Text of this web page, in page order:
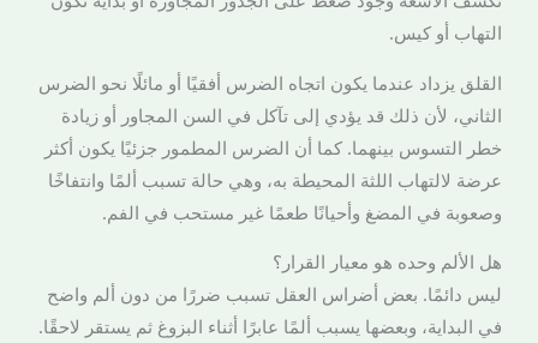
التهاب أو كيس.
القلق يزداد عندما يكون اتجاه الضرس أفقيًا أو مائلًا نحو الضرس
الثاني، لأن ذلك قد يؤدي إلى تآكل في السن المجاور أو زيادة
خطر التسوس بينهما. كما أن الضرس المطمور جزئيًا يكون أكثر
عرضة لالتهاب اللثة المحيطة به، وهي حالة تسبب ألمًا وانتفاخًا
وصعوبة في المضغ وأحيانًا طعمًا غير مستحب في الفم.
هل الألم وحده هو معيار القرار؟
ليس دائمًا. بعض أضراس العقل تسبب ضررًا من دون ألم واضح
في البداية، وبعضها يسبب ألمًا عابرًا أثناء البزوغ ثم يستقر لاحقًا.